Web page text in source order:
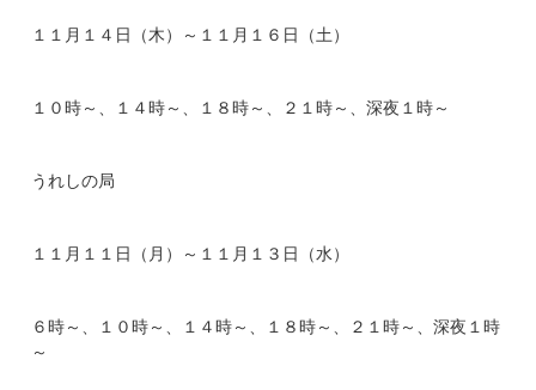
１１月１４日（木）～１１月１６日（土）
１０時～、１４時～、１８時～、２１時～、深夜１時～
うれしの局
１１月１１日（月）～１１月１３日（水）
６時～、１０時～、１４時～、１８時～、２１時～、深夜１時
～